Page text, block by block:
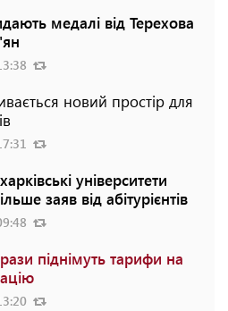
медалі від Терехова
новий простір для
університети
заяв від абітурієнтів
піднімуть тарифи на